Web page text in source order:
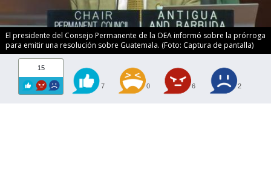
El presidente del Consejo Permanente de la OEA informó sobre la prórroga
para emitir una resolución sobre Guatemala. (Foto: Captura de pantalla)
15
7 0 6 2